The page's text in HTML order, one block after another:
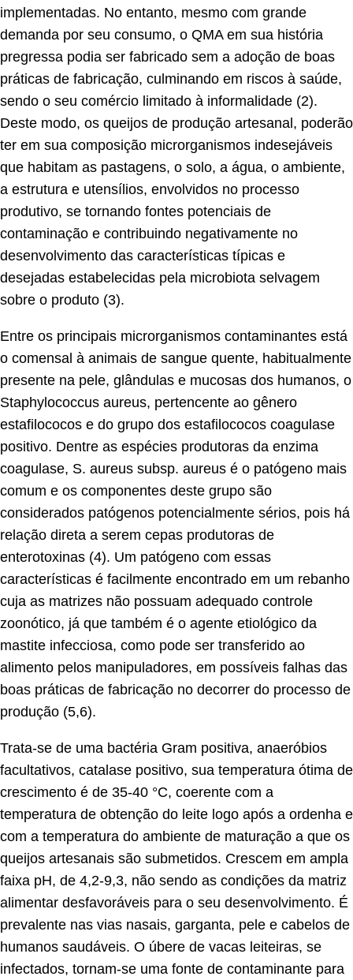
implementadas. No entanto, mesmo com grande
demanda por seu consumo, o QMA em sua história
pregressa podia ser fabricado sem a adoção de boas
práticas de fabricação, culminando em riscos à saúde,
sendo o seu comércio limitado à informalidade (2).
Deste modo, os queijos de produção artesanal, poderão
ter em sua composição microrganismos indesejáveis
que habitam as pastagens, o solo, a água, o ambiente,
a estrutura e utensílios, envolvidos no processo
produtivo, se tornando fontes potenciais de
contaminação e contribuindo negativamente no
desenvolvimento das características típicas e
desejadas estabelecidas pela microbiota selvagem
sobre o produto (3).
Entre os principais microrganismos contaminantes está
o comensal à animais de sangue quente, habitualmente
presente na pele, glândulas e mucosas dos humanos, o
Staphylococcus aureus, pertencente ao gênero
estafilococos e do grupo dos estafilococos coagulase
positivo. Dentre as espécies produtoras da enzima
coagulase, S. aureus subsp. aureus é o patógeno mais
comum e os componentes deste grupo são
considerados patógenos potencialmente sérios, pois há
relação direta a serem cepas produtoras de
enterotoxinas (4). Um patógeno com essas
características é facilmente encontrado em um rebanho
cuja as matrizes não possuam adequado controle
zoonótico, já que também é o agente etiológico da
mastite infecciosa, como pode ser transferido ao
alimento pelos manipuladores, em possíveis falhas das
boas práticas de fabricação no decorrer do processo de
produção (5,6).
Trata-se de uma bactéria Gram positiva, anaeróbios
facultativos, catalase positivo, sua temperatura ótima de
crescimento é de 35-40 °C, coerente com a
temperatura de obtenção do leite logo após a ordenha e
com a temperatura do ambiente de maturação a que os
queijos artesanais são submetidos. Crescem em ampla
faixa pH, de 4,2-9,3, não sendo as condições da matriz
alimentar desfavoráveis para o seu desenvolvimento. É
prevalente nas vias nasais, garganta, pele e cabelos de
humanos saudáveis. O úbere de vacas leiteiras, se
infectados, tornam-se uma fonte de contaminante para